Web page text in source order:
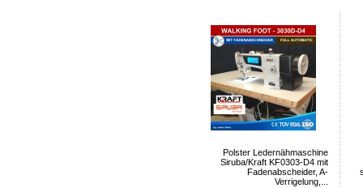
Polster Ledernähmaschine
Siruba/Kraft KF0303-D4 mit
Fadenabscheider, A-
Verrigelung,...